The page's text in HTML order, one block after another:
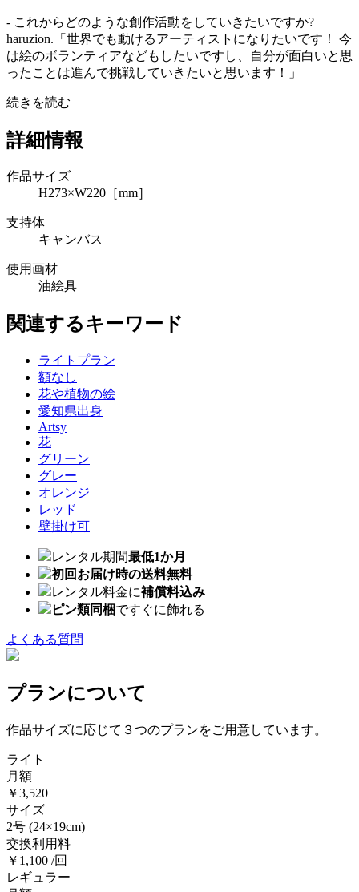
- これからどのような創作活動をしていきたいですか?
haruzion.「世界でも動けるアーティストになりたいです！ 今
は絵のボランティアなどもしたいですし、自分が面白いと思
ったことは進んで挑戦していきたいと思います！」
続きを読む
詳細情報
作品サイズ
H273×W220［mm］
支持体
キャンバス
使用画材
油絵具
関連するキーワード
ライトプラン
額なし
花や植物の絵
愛知県出身
Artsy
花
グリーン
グレー
オレンジ
レッド
壁掛け可
レンタル期間最低1か月
初回お届け時の送料無料
レンタル料金に補償料込み
ピン類同梱ですぐに飾れる
よくある質問
プランについて
作品サイズに応じて３つのプランをご用意しています。
ライト
月額
￥3,520
サイズ
2号 (24×19cm)
交換利用料
￥1,100 /回
レギュラー